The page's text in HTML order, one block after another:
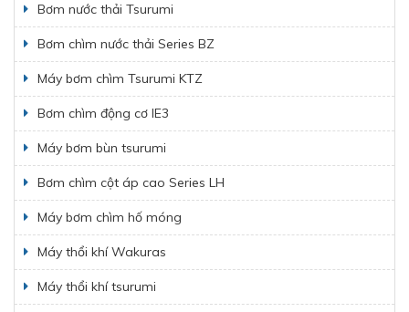
Bơm nước thải Tsurumi
Bơm chìm nước thải Series BZ
Máy bơm chìm Tsurumi KTZ
Bơm chìm động cơ IE3
Máy bơm bùn tsurumi
Bơm chìm cột áp cao Series LH
Máy bơm chìm hố móng
Máy thổi khí Wakuras
Máy thổi khí tsurumi